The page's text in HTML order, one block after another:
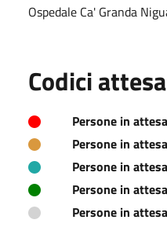
Ospedale Ca' Granda
Codici attesa
Persone in
Persone in
Persone in
Persone in
Persone in